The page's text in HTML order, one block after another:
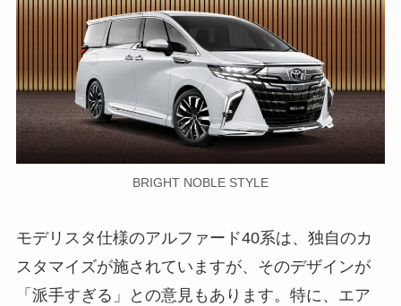
BRIGHT NOBLE STYLE
モデリスタ仕様のアルファード40系は、独自のカ
スタマイズが施されていますが、そのデザインが
「派手すぎる」との意見もあります。特に、エア